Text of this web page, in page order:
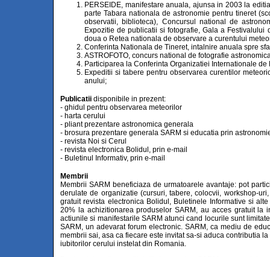
PERSEIDE, manifestare anuala, ajunsa in 2003 la
parte Tabara nationala de astronomie pentru tineret
observatii, biblioteca), Concursul national de
Expozitie de publicatii si fotografie, Gala a
doua o Retea nationala de observare a curentului
Conferinta Nationala de Tineret, intalnire anuala spre
ASTROFOTO, concurs national de fotografie
Participarea la Conferinta Organizatiei Internationale
Expeditii si tabere pentru observarea curentilor
anului;
Publicatii disponibile in prezent:
- ghidul pentru observarea meteorilor
- harta cerului
- pliant prezentare astronomica generala
- brosura prezentare generala SARM si educatia prin
- revista Noi si Cerul
- revista electronica Bolidul, prin e-mail
- Buletinul Informativ, prin e-mail
Membrii
Membrii SARM beneficiaza de urmatoarele avantaje: pot
derulate de organizatie (cursuri, tabere, colocvii, workshop-
gratuit revista electronica Bolidul, Buletinele Informative si
20% la achizitionarea produselor SARM, au acces gratuit la
actiunile si manifestarile SARM atunci cand locurile sunt
SARM, un adevarat forum electronic. SARM, ca mediu de
membrii sai, asa ca fiecare este invitat sa-si aduca contributia
iubitorilor cerului instelat din Romania.